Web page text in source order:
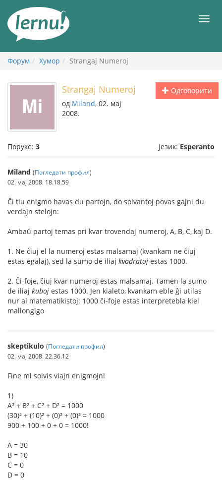
садржају
Форум Хумор Strangaj Numeroj
Одговорити
Strangaj Numeroj
од Miland, 02. мај
2008.
Поруке: 3 Језик: Esperanto
Miland (Погледати профил)
02. мај 2008. 18.18.59
Ĉi tiu enigmo havas du partojn, do solvantoj povas gajni du
verdajn stelojn:
Ambaŭ partoj temas pri kvar trovendaj numeroj, A, B, C, kaj D.
1. Ne ĉiuj el la numeroj estas malsamaj (kvankam ne ĉiuj
estas egalaj), sed la sumo de iliaj kvadratoj estas 1000.
2. Ĉi-foje, ĉiuj kvar numeroj estas malsamaj. Tamen la sumo
de iliaj kuboj estas 1000. Jen kialeto, kvankam eble ĝi utilas
nur al matematikistoj: 1000 ĉi-foje estas interpretebla kiel
mallongigo
skeptikulo (Погледати профил)
02. мај 2008. 22.36.12
Fine mi solvis viajn enigmojn!
1)
A² + B² + C² + D² = 1000
(30)² + (10)² + (0)² + (0)² = 1000
900 + 100 + 0 + 0 = 1000!
A = 30
B = 10
C = 0
D = 0